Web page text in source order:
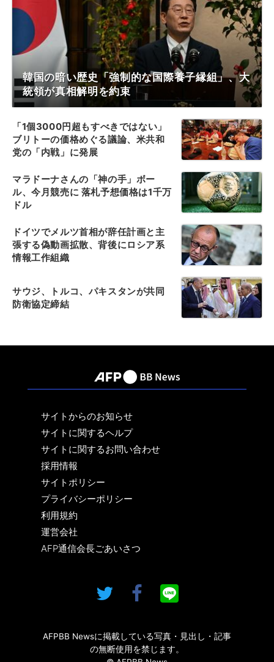
韓国の暗い歴史「強制的な国際養子縁組」、大
統領が真相解明を約束
「1個3000円超もすべきではない」
ブリトーの価格めぐる議論、米共和
党の「内戦」に発展
マラドーナさんの「神の手」ボー
ル、今月競売に 落札予想価格は1千万
ドル
ドイツでメルツ首相が辞任計画と主
張する偽動画拡散、背後にロシア系
情報工作組織
サウジ、トルコ、パキスタンが共同
防衛協定締結
サイトからのお知らせ
サイトに関するヘルプ
サイトに関するお問い合わせ
採用情報
サイトポリシー
プライバシーポリシー
利用規約
運営会社
AFP通信会長ごあいさつ
AFPBB Newsに掲載している写真・見出し・記事
の無断使用を禁じます。